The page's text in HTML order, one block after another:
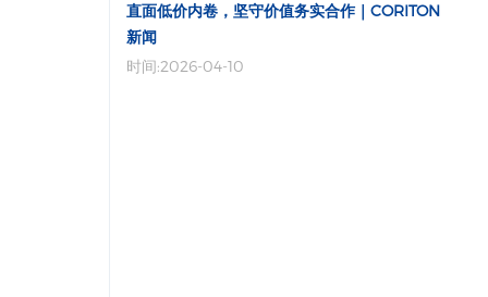
直面低价内卷，坚守价值务实合作｜CORITON
新闻
时间:2026-04-10